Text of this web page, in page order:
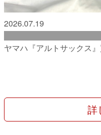
2026.07.19
ヤマハ『アルトサックス
詳